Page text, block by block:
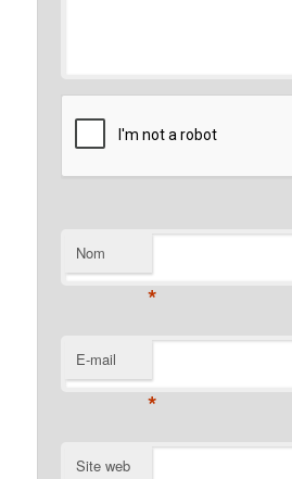
Nom
*
E-mail
*
Site web